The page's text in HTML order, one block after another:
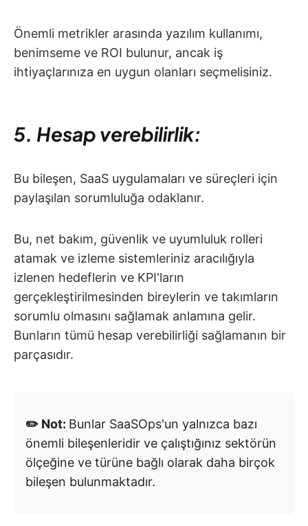
Önemli metrikler arasında yazılım kullanımı,
benimseme ve ROI bulunur, ancak iş
ihtiyaçlarınıza en uygun olanları seçmelisiniz.
5. Hesap verebilirlik:
Bu bileşen, SaaS uygulamaları ve süreçleri için
paylaşılan sorumluluğa odaklanır.
Bu, net bakım, güvenlik ve uyumluluk rolleri
atamak ve izleme sistemleriniz aracılığıyla
izlenen hedeflerin ve KPI'ların
gerçekleştirilmesinden bireylerin ve takımların
sorumlu olmasını sağlamak anlamına gelir.
Bunların tümü hesap verebilirliği sağlamanın bir
parçasıdır.
✏️ Not: Bunlar SaaSOps'un yalnızca bazı
önemli bileşenleridir ve çalıştığınız sektörün
ölçeğine ve türüne bağlı olarak daha birçok
bileşen bulunmaktadır.